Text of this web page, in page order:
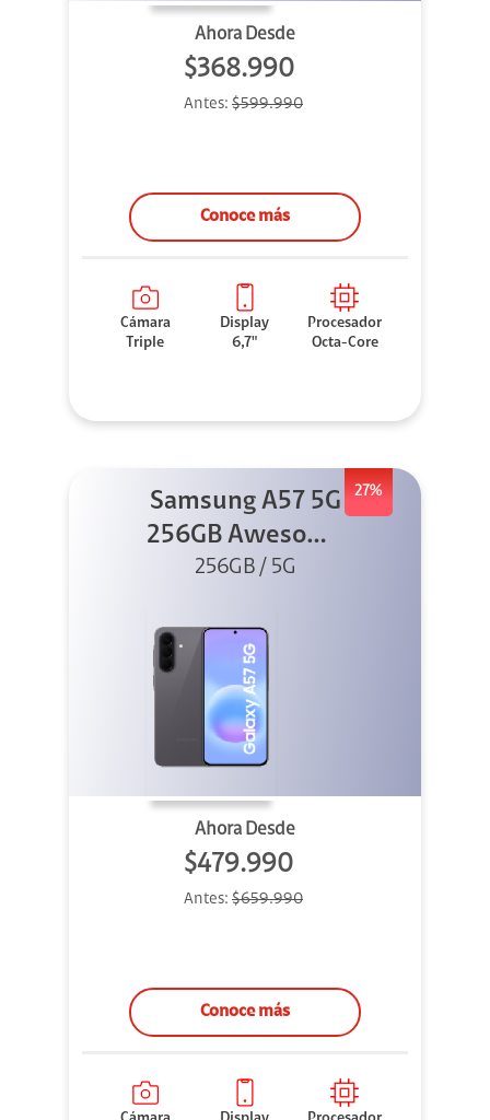
Ahora Desde
$368.990
Antes: $599.990
Conoce más
Cámara
Triple
Display
6,7"
Procesador
Octa-Core
27%
Samsung A57 5G
256GB Awesome
Gray
256GB / 5G
Ahora Desde
$479.990
Antes: $659.990
Conoce más